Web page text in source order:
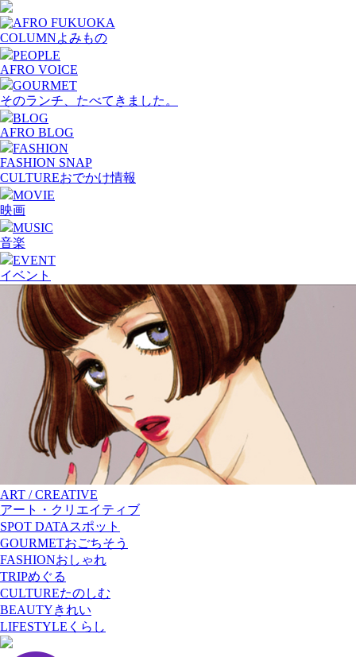
COLUMNよみもの
PEOPLE
AFRO VOICE
GOURMET
そのランチ、たべてきました。
BLOG
AFRO BLOG
FASHION
FASHION SNAP
CULTUREおでかけ情報
MOVIE
映画
MUSIC
音楽
EVENT
イベント
ART / CREATIVE
アート・クリエイティブ
SPOT DATA スポット
GOURMETおごちそう
FASHIONおしゃれ
TRIPめぐる
CULTUREたのしむ
BEAUTYきれい
LIFESTYLE くらし